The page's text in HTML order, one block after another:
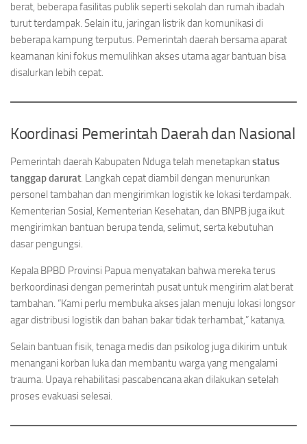
berat, beberapa fasilitas publik seperti sekolah dan rumah ibadah
turut terdampak. Selain itu, jaringan listrik dan komunikasi di
beberapa kampung terputus. Pemerintah daerah bersama aparat
keamanan kini fokus memulihkan akses utama agar bantuan bisa
disalurkan lebih cepat.
Koordinasi Pemerintah Daerah dan Nasional
Pemerintah daerah Kabupaten Nduga telah menetapkan status
tanggap darurat. Langkah cepat diambil dengan menurunkan
personel tambahan dan mengirimkan logistik ke lokasi terdampak.
Kementerian Sosial, Kementerian Kesehatan, dan BNPB juga ikut
mengirimkan bantuan berupa tenda, selimut, serta kebutuhan
dasar pengungsi.
Kepala BPBD Provinsi Papua menyatakan bahwa mereka terus
berkoordinasi dengan pemerintah pusat untuk mengirim alat berat
tambahan. “Kami perlu membuka akses jalan menuju lokasi longsor
agar distribusi logistik dan bahan bakar tidak terhambat,” katanya.
Selain bantuan fisik, tenaga medis dan psikolog juga dikirim untuk
menangani korban luka dan membantu warga yang mengalami
trauma. Upaya rehabilitasi pascabencana akan dilakukan setelah
proses evakuasi selesai.